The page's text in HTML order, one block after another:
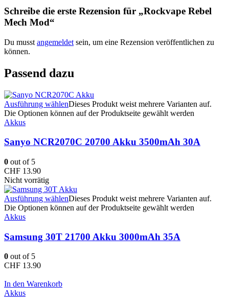
Schreibe die erste Rezension für „Rockvape Rebel
Mech Mod“
Du musst angemeldet sein, um eine Rezension veröffentlichen zu
können.
Passend dazu
Ausführung wählenDieses Produkt weist mehrere Varianten auf.
Die Optionen können auf der Produktseite gewählt werden
Akkus
Sanyo NCR2070C 20700 Akku 3500mAh 30A
0 out of 5
CHF 13.90
Nicht vorrätig
Ausführung wählenDieses Produkt weist mehrere Varianten auf.
Die Optionen können auf der Produktseite gewählt werden
Akkus
Samsung 30T 21700 Akku 3000mAh 35A
0 out of 5
CHF 13.90
In den Warenkorb
Akkus